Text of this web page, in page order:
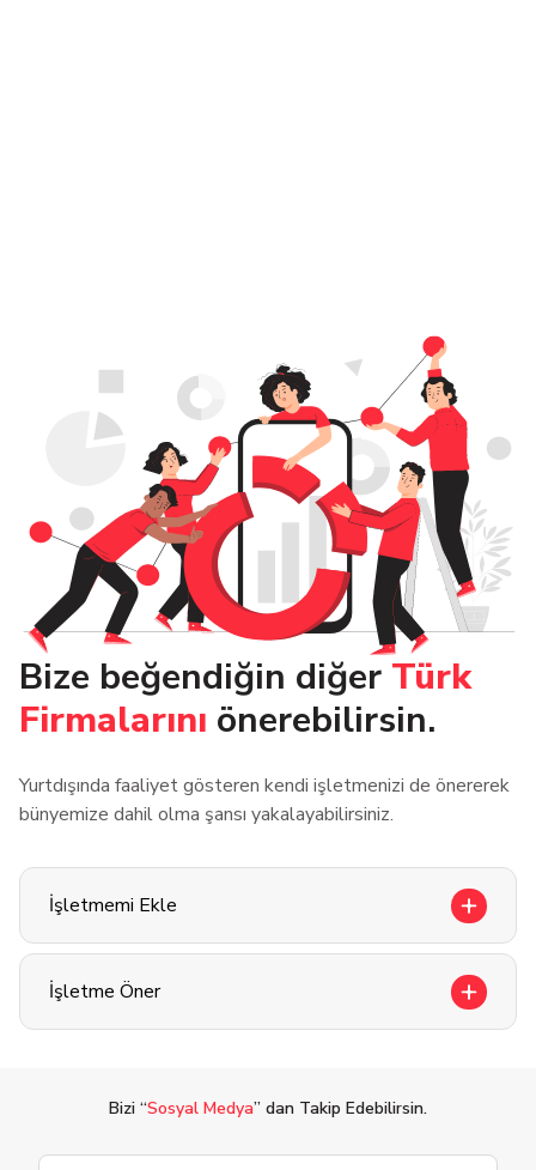
Bize beğendiğin diğer Türk
Firmalarını önerebilirsin.
Yurtdışında faaliyet gösteren kendi işletmenizi de önererek
bünyemize dahil olma şansı yakalayabilirsiniz.
İşletmemi Ekle
İşletme Öner
Bizi “Sosyal Medya” dan Takip Edebilirsin.